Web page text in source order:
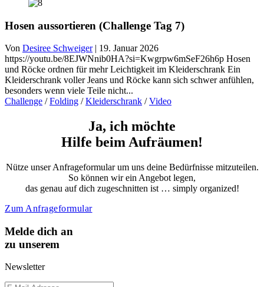
Hosen aussortieren (Challenge Tag 7)
Von Desiree Schweiger | 19. Januar 2026
https://youtu.be/8EJWNnib0HA?si=Kwgrpw6mSeF26h6p Hosen
und Röcke ordnen für mehr Leichtigkeit im Kleiderschrank Ein
Kleiderschrank voller Jeans und Röcke kann sich schwer anfühlen,
besonders wenn viele Teile nicht...
Challenge /Folding /Kleiderschrank /Video
Ja, ich möchte
Hilfe beim Aufräumen!
Nütze unser Anfrageformular um uns deine Bedürfnisse mitzuteilen.
So können wir ein Angebot legen,
das genau auf dich zugeschnitten ist … simply organized!
Zum Anfrageformular
Melde dich an
zu unserem
Newsletter